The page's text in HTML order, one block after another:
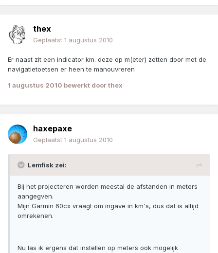
thex
Geplaatst 1 augustus 2010
Er naast zit een indicator km. deze op m(eter) zetten door met de
navigatietoetsen er heen te manouvreren
1 augustus 2010 bewerkt door thex
haxepaxe
Geplaatst 1 augustus 2010
Lemfisk zei:
Bij het projecteren worden meestal de afstanden in meters
aangegven.
Mijn Garmin 60cx vraagt om ingave in km's, dus dat is altijd
omrekenen.
Nu las ik ergens dat instellen op meters ook mogelijk